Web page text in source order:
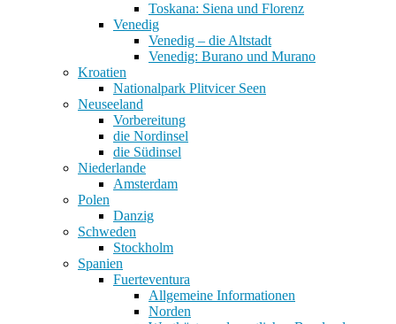
Toskana: Siena und Florenz
Venedig
Venedig – die Altstadt
Venedig: Burano und Murano
Kroatien
Nationalpark Plitvicer Seen
Neuseeland
Vorbereitung
die Nordinsel
die Südinsel
Niederlande
Amsterdam
Polen
Danzig
Schweden
Stockholm
Spanien
Fuerteventura
Allgemeine Informationen
Norden